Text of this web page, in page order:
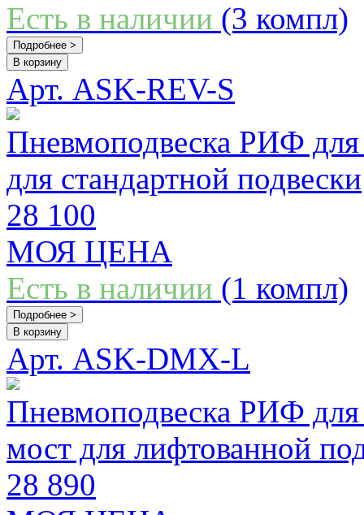
Есть в наличии (3 компл)
Подробнее >
В корзину
Арт. ASK-REV-S
Пневмоподвеска РИФ
для стандартной подвески
28 100
МОЯ ЦЕНА
Есть в наличии (1 компл)
Подробнее >
В корзину
Арт. ASK-DMX-L
Пневмоподвеска РИФ
мост для лифтованной
28 890